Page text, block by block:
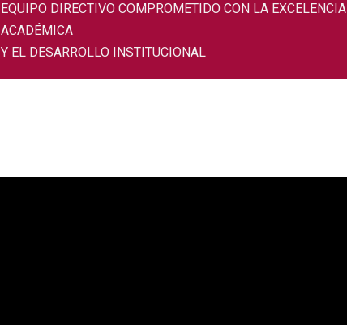
EQUIPO DIRECTIVO COMPROMETIDO CON LA EXCELENCIA
ACADÉMICA
Y EL DESARROLLO INSTITUCIONAL